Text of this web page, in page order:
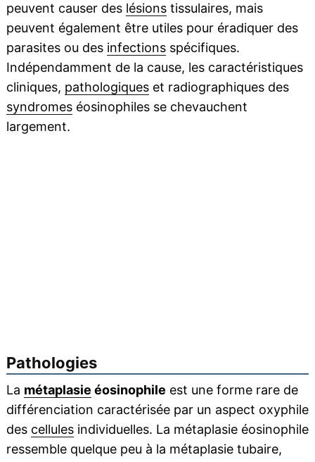
peuvent causer des lésionstissulaires, mais
peuvent également être utiles pour éradiquer des
parasites ou des infectionsspécifiques.
Indépendamment de la cause, les caractéristiques
cliniques, pathologiqueset radiographiques des
syndromeséosinophiles se chevauchent
largement.
Pathologies
La métaplasie éosinophile est une forme rare de
différenciation caractérisée par un aspect oxyphile
des cellulesindividuelles. La métaplasie éosinophile
ressemble quelque peu à la métaplasie tubaire,